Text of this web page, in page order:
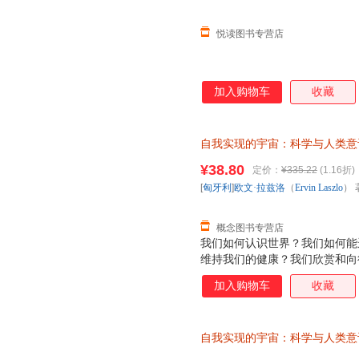
悦读图书专营店
加入购物车 收藏
自我实现的宇宙：科学与人类
退换】
我们如何认识世界？我们如何
维持我们的健康？我们欣赏和
由？我们如何奋斗才能获得哲
科学”和创造了科学革命的激
互联系之时，我们发现科学在
¥38.80 定价： ¥335.22 (1.16折)
概念图书专营店
[匈牙利 ]欧文·拉兹洛 （Ervin Laszlo）
加入购物车 收藏
自我实现的宇宙：科学与人类